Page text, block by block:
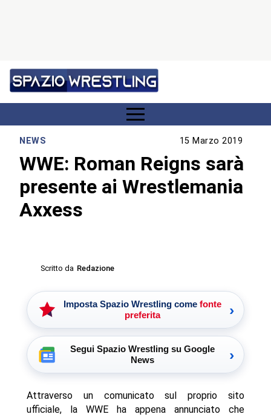
NEWS 15 Marzo 2019
WWE: Roman Reigns sarà
presente ai Wrestlemania
Axxess
Scritto da Redazione
Imposta Spazio Wrestling come fonte
preferita
›
Segui Spazio Wrestling su Google
News
›
Attraverso un comunicato sul proprio sito
ufficiale, la WWE ha appena annunciato che